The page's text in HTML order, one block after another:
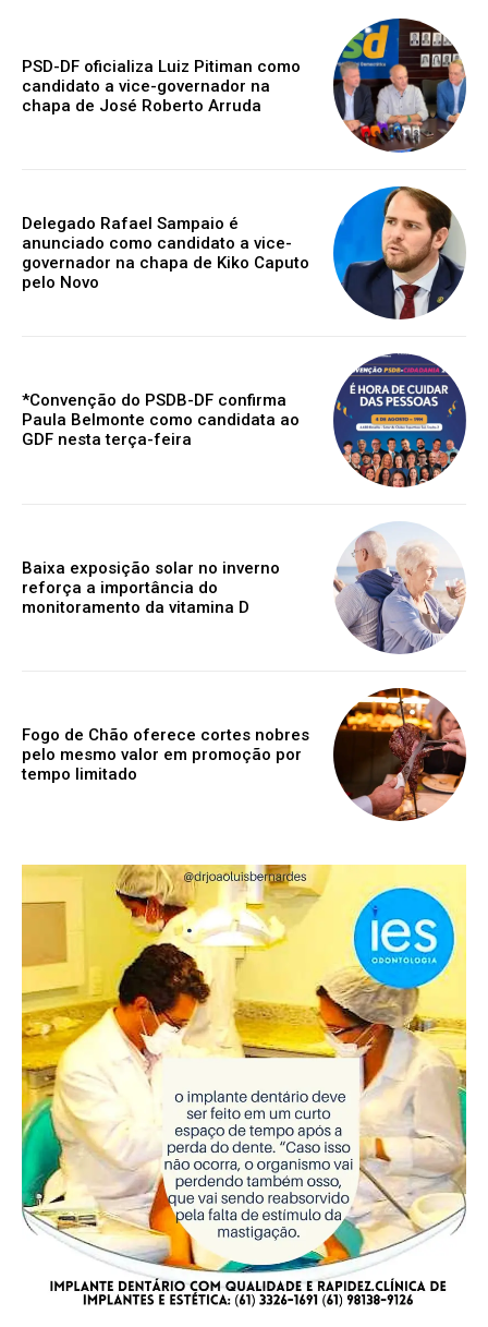
PSD-DF oficializa Luiz Pitiman como
candidato a vice-governador na
chapa de José Roberto Arruda
Delegado Rafael Sampaio é
anunciado como candidato a vice-
governador na chapa de Kiko Caputo
pelo Novo
*Convenção do PSDB-DF confirma
Paula Belmonte como candidata ao
GDF nesta terça-feira
Baixa exposição solar no inverno
reforça a importância do
monitoramento da vitamina D
Fogo de Chão oferece cortes nobres
pelo mesmo valor em promoção por
tempo limitado